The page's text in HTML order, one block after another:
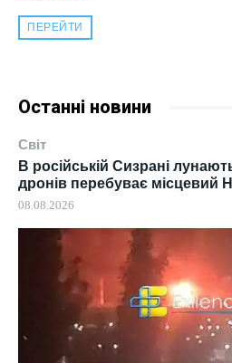
ПЕРЕЙТИ
Останні новини
Світ
В російській Сизрані
дронів перебуває місцевий
08.08.2026